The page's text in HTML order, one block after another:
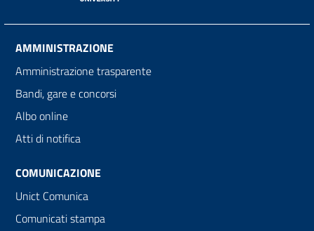
AMMINISTRAZIONE
Amministrazione trasparente
Bandi, gare e concorsi
Albo online
Atti di notifica
COMUNICAZIONE
Unict Comunica
Comunicati stampa